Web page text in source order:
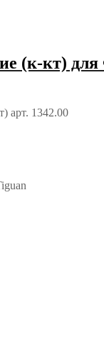
(к-кт)
арт. 1342.00